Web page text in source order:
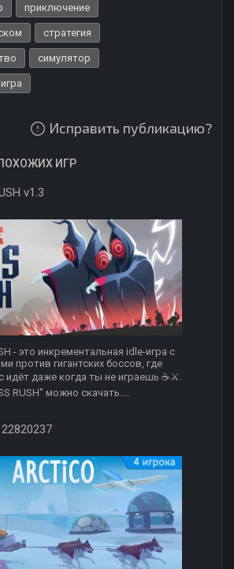
приключение
стратегия
симулятор
Исправить публикацию?
ИГР
v1.3
- это инкрементальная idle-игра с
против гигантских боссов, где
идёт даже когда ты не играешь ☕⚔️.
RUSH" можно скачать....